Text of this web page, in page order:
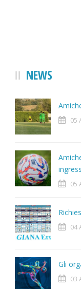
NEWS
05
05
04
Gli
03